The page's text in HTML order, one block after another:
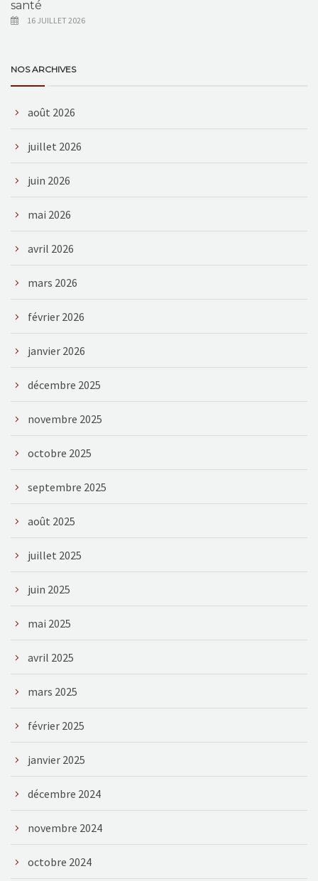
santé
16 JUILLET 2026
NOS ARCHIVES
août 2026
juillet 2026
juin 2026
mai 2026
avril 2026
mars 2026
février 2026
janvier 2026
décembre 2025
novembre 2025
octobre 2025
septembre 2025
août 2025
juillet 2025
juin 2025
mai 2025
avril 2025
mars 2025
février 2025
janvier 2025
décembre 2024
novembre 2024
octobre 2024